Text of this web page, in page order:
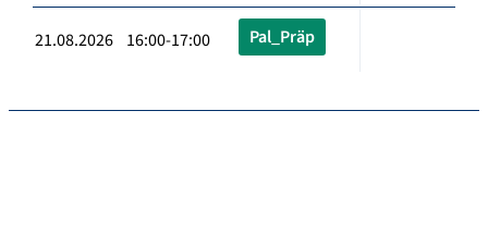
21.08.2026 16:00-17:00 Pal_Präp